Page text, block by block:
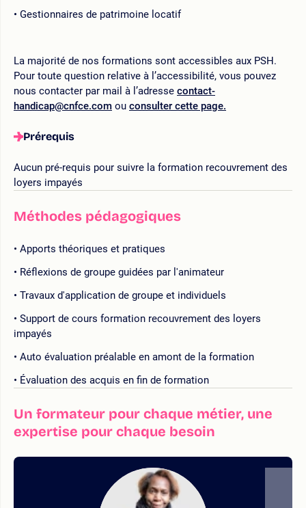
Gestionnaires de patrimoine locatif
La majorité de nos formations sont accessibles aux PSH.
Pour toute question relative à l’accessibilité, vous pouvez
nous contacter par mail à l’adresse contact-
handicap@cnfce.com ou consulter cette page.
Prérequis
Aucun pré-requis pour suivre la formation recouvrement des
loyers impayés
Méthodes pédagogiques
Apports théoriques et pratiques
Réflexions de groupe guidées par l'animateur
Travaux d'application de groupe et individuels
Support de cours formation recouvrement des loyers
impayés
Auto évaluation préalable en amont de la formation
Évaluation des acquis en fin de formation
Un formateur pour chaque métier, une
expertise pour chaque besoin